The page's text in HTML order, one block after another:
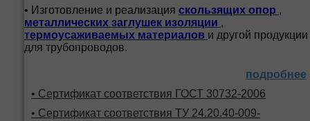
• Изготовление и реализация скользящих опор ,
металлических заглушек изоляции ,
термоусаживаемых материалов и другой продукции
для трубопроводов.
подробнее
• Сертификат соответствия ГОСТ 30732-2006
• Сертификат соответствия ТУ 24.20.40-009-